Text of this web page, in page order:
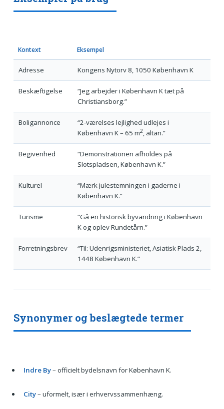
Kontext Eksempel
Adresse Kongens Nytorv 8, 1050 København K
Beskæftigelse
“Jeg arbejder i København K tæt på
Christiansborg.”
Boligannonce
“2-værelses lejlighed udlejes i
København K – 65 m2, altan.”
Begivenhed
“Demonstrationen afholdes på
Slotspladsen, København K.”
Kulturel
“Mærk julestemningen i gaderne i
København K.”
Turisme
“Gå en historisk byvandring i København
K og oplev Rundetårn.”
Forretningsbrev
“Til: Udenrigsministeriet, Asiatisk Plads 2,
1448 København K.”
Synonymer og beslægtede termer
Indre By– officielt bydelsnavn for København K.
City– uformelt, især i erhvervssammenhæng.